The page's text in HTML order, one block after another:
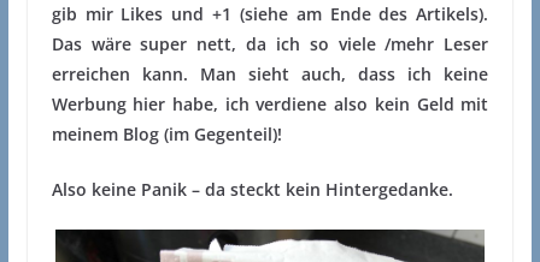
gib mir Likes und +1 (siehe am Ende des Artikels).
Das wäre super nett, da ich so viele /mehr Leser
erreichen kann. Man sieht auch, dass ich keine
Werbung hier habe, ich verdiene also kein Geld mit
meinem Blog (im Gegenteil)!
Also keine Panik – da steckt kein Hintergedanke.